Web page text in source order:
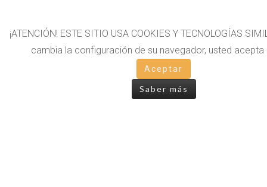
¡ATENCIÓN! ESTE SITIO USA COOKIES Y TECNOLOGÍAS
cambia la configuración de su navegador, usted acepta
Aceptar
Saber más